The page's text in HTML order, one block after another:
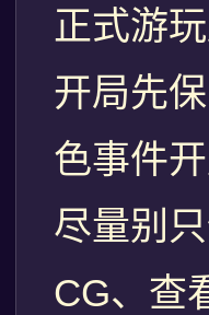
正式游
开局先
色事件
尽量别
CG、查